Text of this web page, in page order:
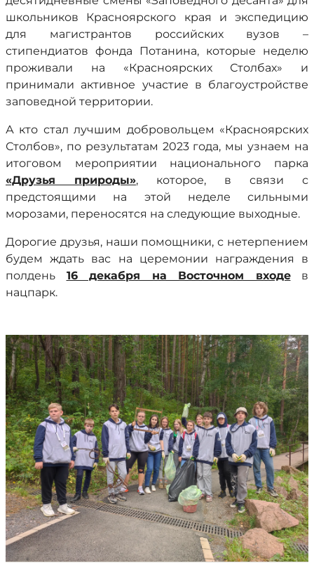
школьников Красноярского края и экспедицию
для магистрантов российских вузов –
стипендиатов фонда Потанина, которые неделю
проживали на «Красноярских Столбах» и
принимали активное участие в благоустройстве
заповедной территории.
А кто стал лучшим добровольцем «Красноярских
Столбов», по результатам 2023 года, мы узнаем на
итоговом мероприятии национального парка
«Друзья природы», которое, в связи с
предстоящими на этой неделе сильными
морозами, переносятся на следующие выходные.
Дорогие друзья, наши помощники, с нетерпением
будем ждать вас на церемонии награждения в
полдень 16 декабря на Восточном входев
нацпарк.